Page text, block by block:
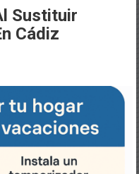
Sustituir
Cádiz